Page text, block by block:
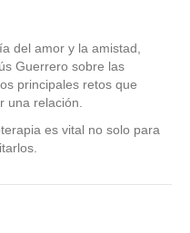
del amor y la amistad,
Guerrero sobre las
principales retos que
una relación.
es vital no solo para